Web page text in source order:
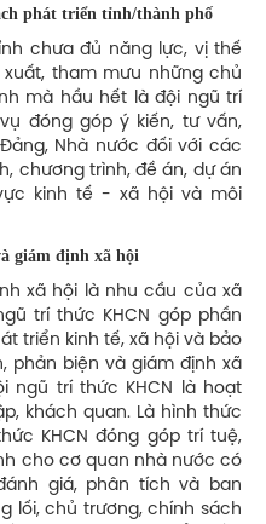
phát triển tỉnh/thành phố
chưa đủ năng lực, vị thế
tham mưu những chủ
mà hầu hết là đội ngũ trí
đóng góp ý kiến, tư vấn,
Nhà nước đối với các
chương trình, đề án, dự án
kinh tế - xã hội và môi
giám định xã hội
xã hội là nhu cầu của xã
trí thức KHCN góp phần
triển kinh tế, xã hội và bảo
phản biện và giám định xã
ngũ trí thức KHCN là hoạt
khách quan. Là hình thức
KHCN đóng góp trí tuệ,
cho cơ quan nhà nước có
giá, phân tích và ban
lối, chủ trương, chính sách